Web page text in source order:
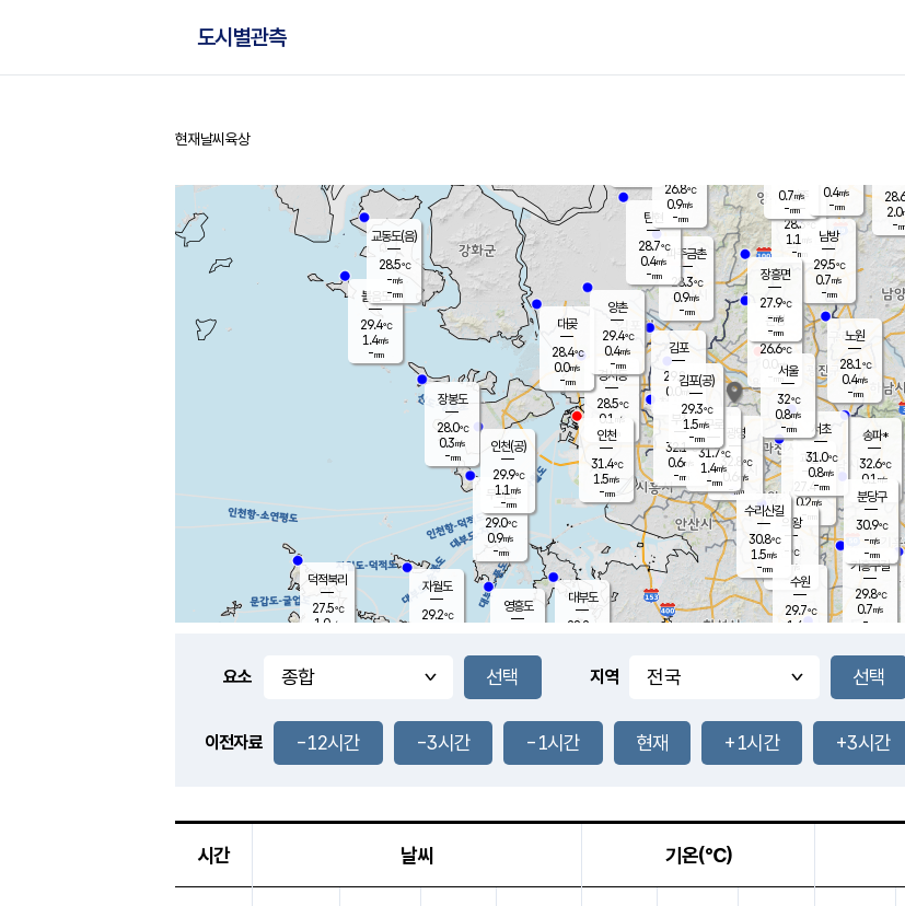
도시별관측
홈
현재날씨 육상
풍도
1.4m/s
무의도
29.0℃
0.9m/s
-mm
영흥도
볼음도
29.4℃
1.4m/s
-mm
자월도
29.2℃
양주
28.3℃
1.1
-mm
과천
27.4℃
0.2m/s
- mm
장봉도
28.0℃
0.3m/s
-mm
-mm
27.6
℃
대부도
28.2
-
경서동
28.5℃
0.1 m/s
-mm
파주금촌
28.3℃
0.9m/s
-mm
28.6
2.0
-
대곶
28.4℃
0.0m/s
-mm
탄현
28.7℃
0.4m/s
-mm
30.7℃
0.3m/s
-mm
의왕
- ℃
m/s
mm
김포
29.8℃
0.0 m/s
mm
광명
32.8 ℃
0.6 m/s
-mm
부천
32.1℃
0.6m/s
-mm
-mm
양촌
29.4℃
0.4m/s
-mm
구로
31.7℃
1.4m/s
-mm
은평
26.6℃
0.0 m/s
- mm
노원
28.1℃
0.4m/s
-mm
송파*
32.6℃
0.1 m/s
-mm
서초
31.0℃
0.8m/s
-mm
남방
29.5℃
0.7m/s
-mm
기흥구갈
29.8℃
0.7m/s
-
수리산길
30.8℃
1.5m/s
-mm
분당구
30.9℃
-m/s
-mm
장흥면
27.9℃
-m/s
-mm
0.7m/s
-mm
덕적북리
27.5℃
1.0m/s
인천(공)
29.9℃
1.1 m/s
-mm
김포(공)
29.3℃
1.5m/s
-mm
교동도(음)
28.5℃
-m/s
-mm
수원
29.7℃
1.4 m/s
인천
31.4℃
1.5m/s
-mm
서울
32℃
0.8m/s
-mm
26.8℃
0.9m/s
-mm
0.4m/s
-mm
요소 지역
이전자료 -12시간 -3시간 -1시간 현재 +1시간 +3시간
시간 날씨 기온(℃)